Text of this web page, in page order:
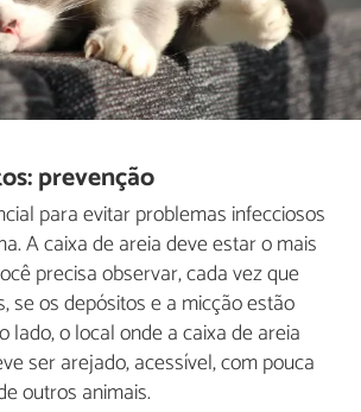
prevenção
para evitar problemas infecciosos
A caixa de areia deve estar o mais
precisa observar, cada vez que
se os depósitos e a micção estão
lado, o local onde a caixa de areia
ser arejado, acessível, com pouca
outros animais.